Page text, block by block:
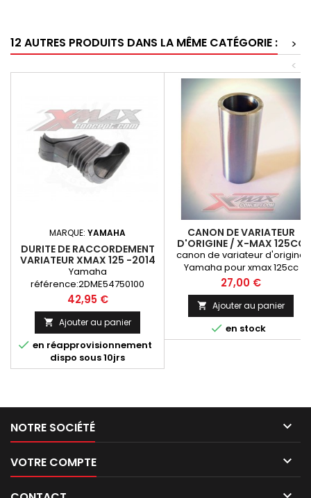
12 AUTRES PRODUITS DANS LA MÊME CATÉGORIE :
>
<
MARQUE: YAMAHA
DURITE DE RACCORDEMENT
VARIATEUR XMAX 125 -2014
Yamaha
référence:2DME54750100
Prix
42,95 €
 Ajouter au panier
 en réapprovisionnement
dispo sous 10jrs
CANON DE VARIATEUR
D'ORIGINE / X-MAX 125CC
canon de variateur d'origine
Yamaha pour xmax 125cc
jusqu'à 2020
Prix
27,00 €
 Ajouter au panier
 en stock
NOTRE SOCIÉTÉ 
VOTRE COMPTE 